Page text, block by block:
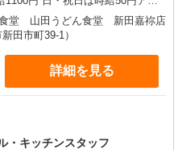
）堂 山田うどん食堂 新田嘉祢店
田市町39-1）
詳細を見る
・キッチンスタッフ